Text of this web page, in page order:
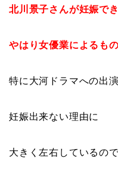
北川景子さんが妊娠で
やはり女優業によるもの
特に大河ドラマへの出
妊娠出来ない理由に
大きく左右しているの